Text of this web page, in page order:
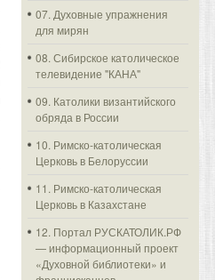
07. Духовные упражнения
для мирян
08. Сибирское католическое
телевидение "КАНА"
09. Католики византийского
обряда в России
10. Римско-католическая
Церковь в Белоруссии
11. Римско-католическая
Церковь в Казахстане
12. Портал РУСКАТОЛИК.РФ
— информационный проект
«Духовной библиотеки» и